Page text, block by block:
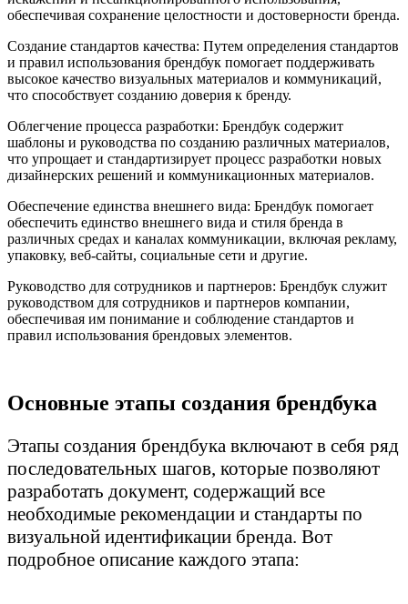
обеспечивая сохранение целостности и достоверности бренда.
Создание стандартов качества: Путем определения стандартов
и правил использования брендбук помогает поддерживать
высокое качество визуальных материалов и коммуникаций,
что способствует созданию доверия к бренду.
Облегчение процесса разработки: Брендбук содержит
шаблоны и руководства по созданию различных материалов,
что упрощает и стандартизирует процесс разработки новых
дизайнерских решений и коммуникационных материалов.
Обеспечение единства внешнего вида: Брендбук помогает
обеспечить единство внешнего вида и стиля бренда в
различных средах и каналах коммуникации, включая рекламу,
упаковку, веб-сайты, социальные сети и другие.
Руководство для сотрудников и партнеров: Брендбук служит
руководством для сотрудников и партнеров компании,
обеспечивая им понимание и соблюдение стандартов и
правил использования брендовых элементов.
Основные этапы создания брендбука
Этапы создания брендбука включают в себя ряд
последовательных шагов, которые позволяют
разработать документ, содержащий все
необходимые рекомендации и стандарты по
визуальной идентификации бренда. Вот
подробное описание каждого этапа: